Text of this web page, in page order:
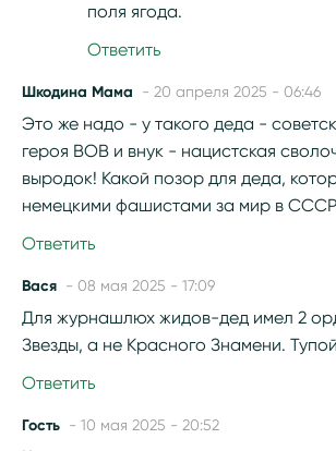
поля ягода.
Ответить
Шкодина Мама - 20 апреля 2025 - 06:46
Это же надо - у такого деда -
героя ВОВ и внук - нацистская
выродок! Какой позор для деда,
немецкими фашистами за мир в
Ответить
Вася - 08 мая 2025 - 17:09
Для журнашлюх жидов-дед имел 2
Звезды, а не Красного Знамени.
Ответить
Гость - 10 мая 2025 - 20:52